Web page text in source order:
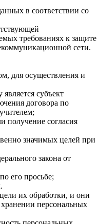
в соответствии со
требованиях к защите
сети.
для осуществления и
субъект
договора по
получение согласия
значимых целей при
закона от
его просьбе;
их обработки, и они
персональных